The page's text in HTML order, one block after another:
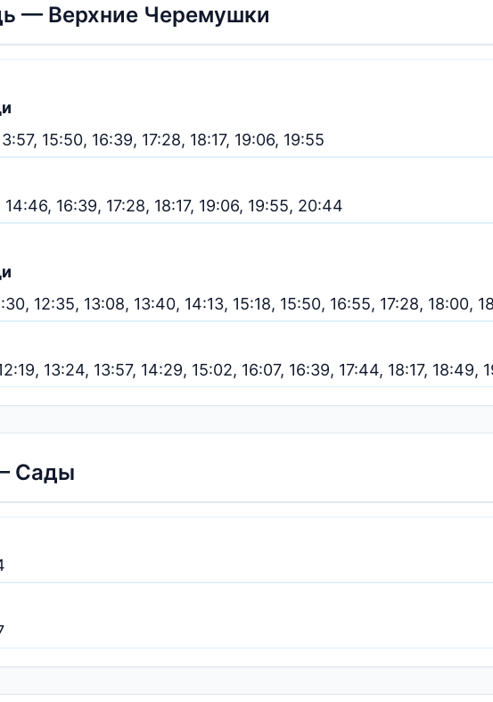
— Верхние Черемушки
15:50, 16:39, 17:28, 18:17, 19:06, 19:55
16:39, 17:28, 18:17, 19:06, 19:55, 20:44
12:35, 13:08, 13:40, 14:13, 15:18, 15:50, 16:55, 17:28, 18:00,
13:24, 13:57, 14:29, 15:02, 16:07, 16:39, 17:44, 18:17, 18:49,
Сады